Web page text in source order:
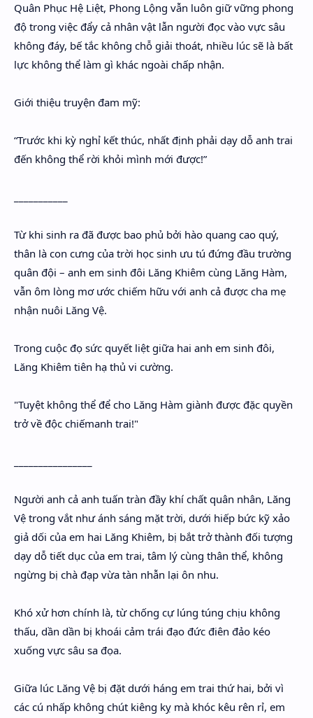
Hidden Menu
Quân Phục Hệ Liệt, Phong Lộng vẫn luôn giữ vững phong
độ trong việc đẩy cả nhân vật lẫn người đọc vào vực sâu
không đáy, bế tắc không chỗ giải thoát, nhiều lúc sẽ là bất
lực không thể làm gì khác ngoài chấp nhận.
Giới thiệu truyện đam mỹ:
“Trước khi kỳ nghỉ kết thúc, nhất định phải dạy dỗ anh trai
đến không thể rời khỏi mình mới được!”
Từ khi sinh ra đã được bao phủ bởi hào quang cao quý,
thân là con cưng của trời học sinh ưu tú đứng đầu trường
quân đội – anh em sinh đôi Lăng Khiêm cùng Lăng Hàm,
vẫn ôm lòng mơ ước chiếm hữu với anh cả được cha mẹ
nhận nuôi Lăng Vệ.
Trong cuộc đọ sức quyết liệt giữa hai anh em sinh đôi,
Lăng Khiêm tiên hạ thủ vi cường.
"Tuyệt không thể để cho Lăng Hàm giành được đặc quyền
trở về độc chiếmanh trai!"
Người anh cả anh tuấn tràn đầy khí chất quân nhân, Lăng
Vệ trong vắt như ánh sáng mặt trời, dưới hiếp bức kỹ xảo
giả dối của em hai Lăng Khiêm, bị bắt trở thành đối tượng
dạy dỗ tiết dục của em trai, tâm lý cùng thân thể, không
ngừng bị chà đạp vừa tàn nhẫn lại ôn nhu.
Khó xử hơn chính là, từ chống cự lúng túng chịu không
thấu, dần dần bị khoái cảm trái đạo đức điên đảo kéo
xuống vực sâu sa đọa.
Giữa lúc Lăng Vệ bị đặt dưới háng em trai thứ hai, bởi vì
các cú nhấp không chút kiêng kỵ mà khóc kêu rên rỉ, em